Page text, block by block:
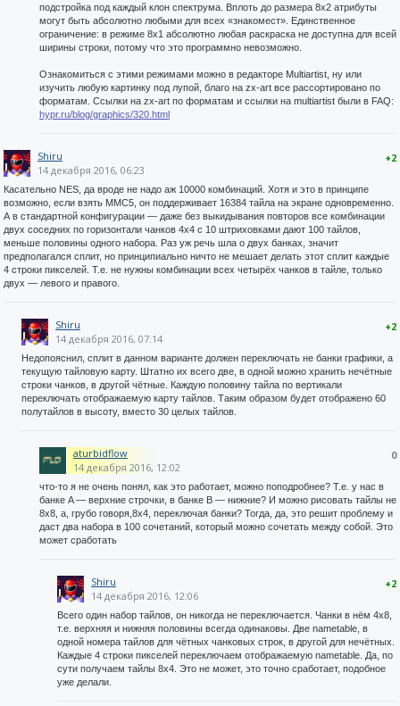
подстройка под каждый клон спектрума. Вплоть до размера 8x2 атрибуты
могут быть абсолютно любыми для всех «знакомест». Единственное
ограничение: в режиме 8x1 абсолютно любая раскраска не доступна для всей
ширины строки, потому что это программно невозможно.
Ознакомиться с этими режимами можно в редакторе Multiartist, ну или
изучить любую картинку под лупой, благо на zx-art все рассортировано по
форматам. Ссылки на zx-art по форматам и ссылки на multiartist были в FAQ:
hypr.ru/blog/graphics/320.html
+2
Shiru
14 декабря 2016, 06:23
Касательно NES, да вроде не надо аж 10000 комбинаций. Хотя и это в принципе
возможно, если взять MMC5, он поддерживает 16384 тайла на экране одновременно.
А в стандартной конфигурации — даже без выкидывания повторов все комбинации
двух соседних по горизонтали чанков 4x4 с 10 штриховками дают 100 тайлов,
меньше половины одного набора. Раз уж речь шла о двух банках, значит
предполагался сплит, но принципиально ничто не мешает делать этот сплит каждые
4 строки пикселей. Т.е. не нужны комбинации всех четырёх чанков в тайле, только
двух — левого и правого.
+2
Shiru
14 декабря 2016, 07:14
Недопояснил, сплит в данном варианте должен переключать не банки графики, а
текущую тайловую карту. Штатно их всего две, в одной можно хранить нечётные
строки чанков, в другой чётные. Каждую половину тайла по вертикали
переключать отображаемую карту тайлов. Таким образом будет отображено 60
полутайлов в высоту, вместо 30 целых тайлов.
0
aturbidflow
14 декабря 2016, 12:02
что-то я не очень понял, как это работает, можно поподробнее? Т.е. у нас в
банке A — верхние строчки, в банке B — нижние? И можно рисовать тайлы не
8х8, а, грубо говоря,8х4, переключая банки? Тогда, да, это решит проблему и
даст два набора в 100 сочетаний, который можно сочетать между собой. Это
может сработать
+2
Shiru
14 декабря 2016, 12:06
Всего один набор тайлов, он никогда не переключается. Чанки в нём 4x8,
т.е. верхняя и нижняя половины всегда одинаковы. Две nametable, в
одной номера тайлов для чётных чанковых строк, в другой для нечётных.
Каждые 4 строки пикселей переключаем отображаемую nametable. Да, по
сути получаем тайлы 8x4. Это не может, это точно сработает, подобное
уже делали.